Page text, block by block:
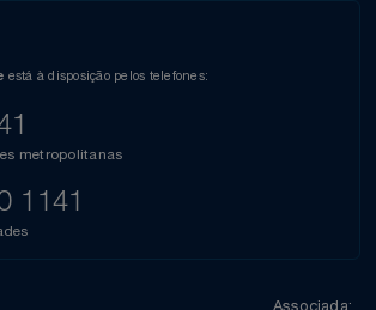
está à disposição pelos telefones:
metropolitanas
1141
Associada: